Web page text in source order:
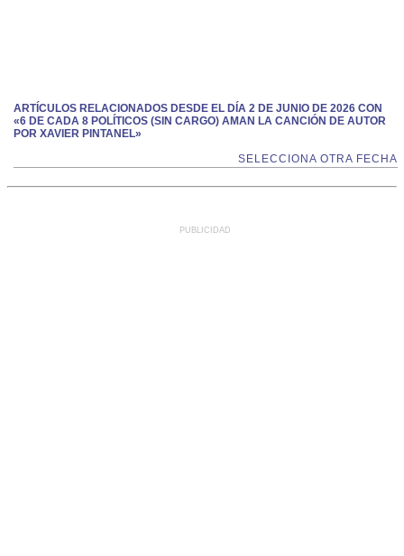
ARTÍCULOS RELACIONADOS DESDE EL DÍA 2 DE JUNIO DE 2026 CON
«6 DE CADA 8 POLÍTICOS (SIN CARGO) AMAN LA CANCIÓN DE AUTOR
POR XAVIER PINTANEL»
SELECCIONA OTRA FECHA
PUBLICIDAD